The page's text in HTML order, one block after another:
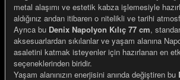
metal alaşımı ve estetik kabza işlemesiyle
aldığınız andan itibaren o nitelikli ve tarihi
Ayrıca bu Denix Napolyon Kılıç 77 cm,
aksesuarlardan sıkılanlar ve yaşam alanına
asaletini katmak isteyenler için hazırlanan en
seçeneklerinden biridir.
Yaşam alanınızın enerjisini anında değiştiren bu